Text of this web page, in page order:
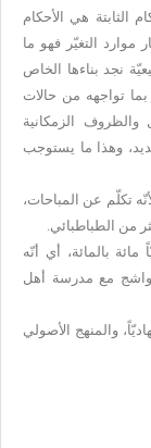
الثابتة هي الأحكام
موارد التغيّر فهو ما
نجد بناءها الخاص
بما تواجهه من حالات
والظروف الزمكانية
وهذا ما يستوجب
تكلّم عن المباحات،
من الطباطبائي.
بالمائة، أي أنّه
مع مدرسة أهل
والمنهج الأصولي